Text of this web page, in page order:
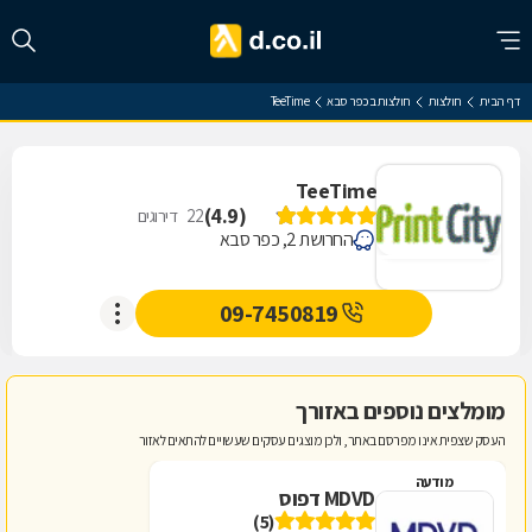
דף הבית חולצות חולצות בכפר סבא TeeTime
TeeTime
(
4.9
)
22 דירוגים
החרושת 2, כפר סבא
09-7450819
מומלצים נוספים באזורך
העסק שצפית אינו מפרסם באתר, ולכן מוצגים עסקים שעשויים להתאים לאזור
מודעה
MDVD דפוס
(5)